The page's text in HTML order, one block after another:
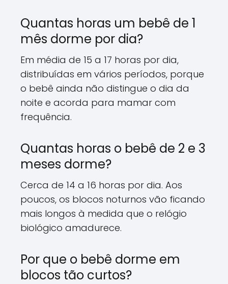
Quantas horas um bebê de 1
mês dorme por dia?
Em média de 15 a 17 horas por dia,
distribuídas em vários períodos, porque
o bebê ainda não distingue o dia da
noite e acorda para mamar com
frequência.
Quantas horas o bebê de 2 e 3
meses dorme?
Cerca de 14 a 16 horas por dia. Aos
poucos, os blocos noturnos vão ficando
mais longos à medida que o relógio
biológico amadurece.
Por que o bebê dorme em
blocos tão curtos?